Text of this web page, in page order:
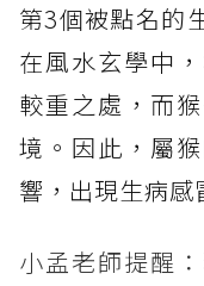
第3個被點名的
在風水玄學中
較重之處，而
境。因此，屬
響，出現生病感
小孟老師提醒